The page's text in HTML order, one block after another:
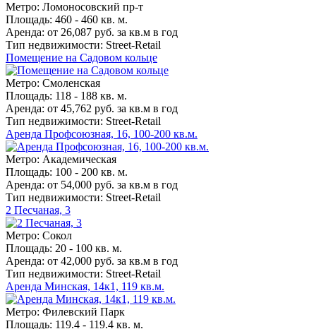
Метро: Ломоносовский пр-т
Площадь: 460 - 460 кв. м.
Аренда: от 26,087 руб. за кв.м в год
Тип недвижимости: Street-Retail
Помещение на Садовом кольце
Метро: Смоленская
Площадь: 118 - 188 кв. м.
Аренда: от 45,762 руб. за кв.м в год
Тип недвижимости: Street-Retail
Аренда Профсоюзная, 16, 100-200 кв.м.
Метро: Академическая
Площадь: 100 - 200 кв. м.
Аренда: от 54,000 руб. за кв.м в год
Тип недвижимости: Street-Retail
2 Песчаная, 3
Метро: Сокол
Площадь: 20 - 100 кв. м.
Аренда: от 42,000 руб. за кв.м в год
Тип недвижимости: Street-Retail
Аренда Минская, 14к1, 119 кв.м.
Метро: Филевский Парк
Площадь: 119.4 - 119.4 кв. м.